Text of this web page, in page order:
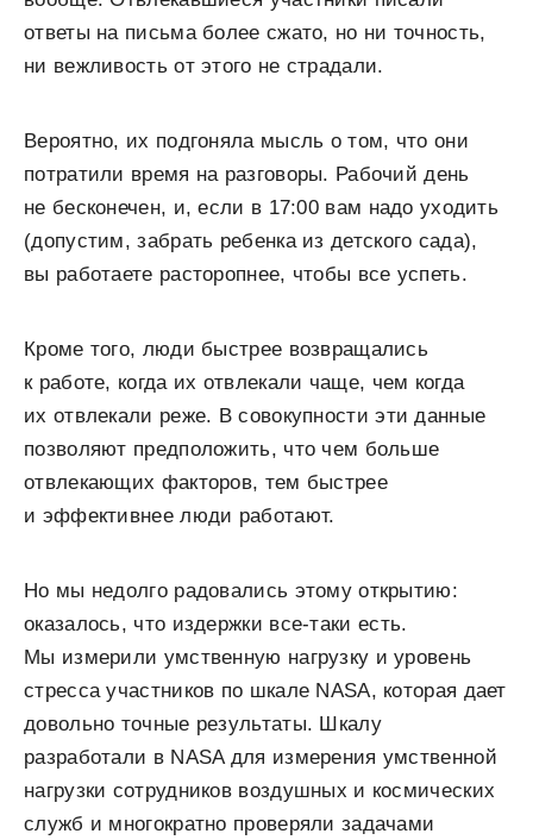
ответы на письма более сжато, но ни точность,
ни вежливость от этого не страдали.
Вероятно, их подгоняла мысль о том, что они
потратили время на разговоры. Рабочий день
не бесконечен, и, если в 17:00 вам надо уходить
(допустим, забрать ребенка из детского сада),
вы работаете расторопнее, чтобы все успеть.
Кроме того, люди быстрее возвращались
к работе, когда их отвлекали чаще, чем когда
их отвлекали реже. В совокупности эти данные
позволяют предположить, что чем больше
отвлекающих факторов, тем быстрее
и эффективнее люди работают.
Но мы недолго радовались этому открытию:
оказалось, что издержки все-таки есть.
Мы измерили умственную нагрузку и уровень
стресса участников по шкале NASA, которая дает
довольно точные результаты. Шкалу
разработали в NASA для измерения умственной
нагрузки сотрудников воздушных и космических
служб и многократно проверяли задачами